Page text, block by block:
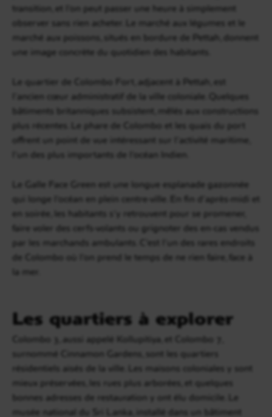
transition, et l’on peut passer une heure à simplement
observer sans rien acheter. Le marché aux légumes et le
marché aux poissons, situés en bordure de Pettah, donnent
une image concrète du quotidien des habitants.
Le quartier de Colombo Fort, adjacent à Pettah, est
l’ancien cœur administratif de la ville coloniale. Quelques
bâtiments britanniques subsistent, mêlés aux constructions
plus récentes. Le phare de Colombo et les quais du port
offrent un point de vue intéressant sur l’activité maritime,
l’un des plus importants de l’océan Indien.
Le Galle Face Green est une longue esplanade gazonnée
qui longe l’océan en plein centre-ville. En fin d’après-midi et
en soirée, les habitants s’y retrouvent pour se promener,
faire voler des cerfs-volants ou grignoter des en-cas vendus
par les marchands ambulants. C’est l’un des rares endroits
de Colombo où l’on prend le temps de ne rien faire, face à
la mer.
Les quartiers à explorer
Colombo 3, aussi appelé Kollupitiya, et Colombo 7,
surnommé Cinnamon Gardens, sont les quartiers
résidentiels aisés de la ville. Les maisons coloniales y sont
mieux préservées, les rues plus arborées, et quelques
bonnes adresses de restauration y ont élu domicile. Le
musée national du Sri Lanka, installé dans un bâtiment